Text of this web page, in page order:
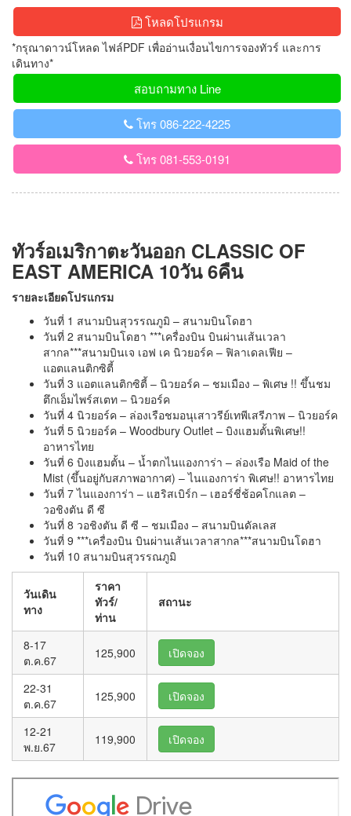
โหลดโปรแกรม
*กรุณาดาวน์โหลด ไฟล์PDF เพื่ออ่านเงื่อนไขการจองทัวร์ และการ
เดินทาง*
สอบถามทาง Line
โทร 086-222-4225
โทร 081-553-0191
ทัวร์อเมริกาตะวันออก CLASSIC OF
EAST AMERICA 10วัน 6คืน
รายละเอียดโปรแกรม
วันที่ 1 สนามบินสุวรรณภูมิ – สนามบินโดฮา
วันที่ 2 สนามบินโดฮา ***เครื่องบิน บินผ่านเส้นเวลา
สากล***สนามบินเจ เอฟ เค นิวยอร์ค – ฟิลาเดลเฟีย –
แอตแลนติกซิตี้
วันที่ 3 แอตแลนติกซิตี้ – นิวยอร์ค – ชมเมือง – พิเศษ !! ขึ้นชม
ตึกเอ็มไพร์สเตท – นิวยอร์ค
วันที่ 4 นิวยอร์ค – ล่องเรือชมอนุเสาวรีย์เทพีเสรีภาพ – นิวยอร์ค
วันที่ 5 นิวยอร์ค – Woodbury Outlet – บิงแฮมตั้นพิเศษ!!
อาหารไทย
วันที่ 6 บิงแฮมตั้น – น้ำตกไนแองการ่า – ล่องเรือ Maid of the
Mist (ขึ้นอยู่กับสภาพอากาศ) – ไนแองการ่า พิเศษ!! อาหารไทย
วันที่ 7 ไนแองการ่า – แฮริสเบิร์ก – เฮอร์ชี่ช้อคโกแลต –
วอชิงตัน ดี ซี
วันที่ 8 วอชิงตัน ดี ซี – ชมเมือง – สนามบินดัลเลส
วันที่ 9 ***เครื่องบิน บินผ่านเส้นเวลาสากล***สนามบินโดฮา
วันที่ 10 สนามบินสุวรรณภูมิ
วันเดิน
ทาง
ราคา
ทัวร์/
ท่าน
สถานะ
8-17
ต.ค.67
125,900 เปิดจอง
22-31
ต.ค.67
125,900 เปิดจอง
12-21
พ.ย.67
119,900 เปิดจอง